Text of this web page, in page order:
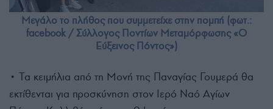
Μεγάλο το πλήθος που συμμετείχε στην πομπή (φωτ.:
facebook / Σύλλογος Ποντίων Μεταμόρφωσης «Ο
Εύξεινος Πόντος»)
• Τα κειμήλια από τη Μονή της Παναγίας Γουμερά θα
εκτίθενται για προσκύνηση στον Ιερό Ναό Αγίων